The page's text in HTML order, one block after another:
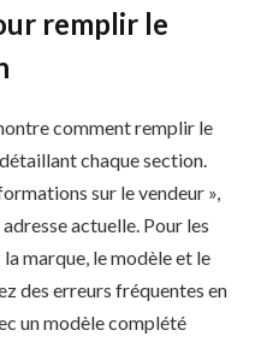
remplir le
comment remplir le
chaque section.
sur le vendeur »,
actuelle. Pour les
marque, le modèle et le
des erreurs fréquentes en
un modèle complété